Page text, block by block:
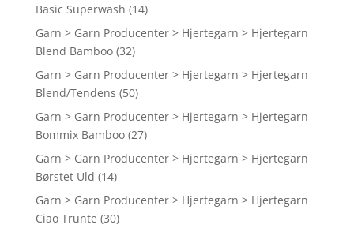
Basic Superwash (14)
Garn > Garn Producenter > Hjertegarn > Hjertegarn
Blend Bamboo (32)
Garn > Garn Producenter > Hjertegarn > Hjertegarn
Blend/Tendens (50)
Garn > Garn Producenter > Hjertegarn > Hjertegarn
Bommix Bamboo (27)
Garn > Garn Producenter > Hjertegarn > Hjertegarn
Børstet Uld (14)
Garn > Garn Producenter > Hjertegarn > Hjertegarn
Ciao Trunte (30)